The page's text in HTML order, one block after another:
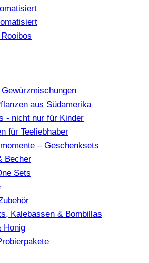
aus Südamerika
- nicht nur für Kinder
für Teeliebhaber
– Geschenksets
Becher
Sets
Kalebassen & Bombillas
Honig